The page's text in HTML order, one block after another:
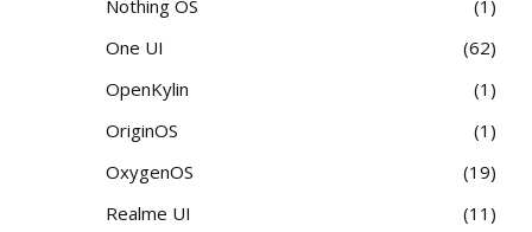
Nothing OS
1
One UI
62
OpenKylin
1
OriginOS
1
OxygenOS
19
Realme UI
11